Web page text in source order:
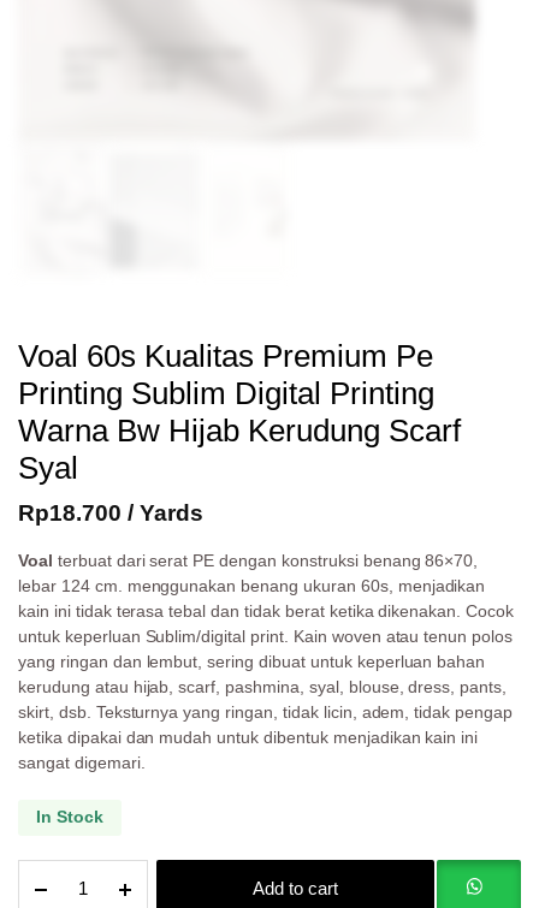
Voal 60s Kualitas Premium Pe
Printing Sublim Digital Printing
Warna Bw Hijab Kerudung Scarf
Syal
Rp18.700 / Yards
Voal terbuat dari serat PE dengan konstruksi benang 86×70,
lebar 124 cm. menggunakan benang ukuran 60s, menjadikan
kain ini tidak terasa tebal dan tidak berat ketika dikenakan. Cocok
untuk keperluan Sublim/digital print. Kain woven atau tenun polos
yang ringan dan lembut, sering dibuat untuk keperluan bahan
kerudung atau hijab, scarf, pashmina, syal, blouse, dress, pants,
skirt, dsb. Teksturnya yang ringan, tidak licin, adem, tidak pengap
ketika dipakai dan mudah untuk dibentuk menjadikan kain ini
sangat digemari.
In Stock
60s
Add to cart